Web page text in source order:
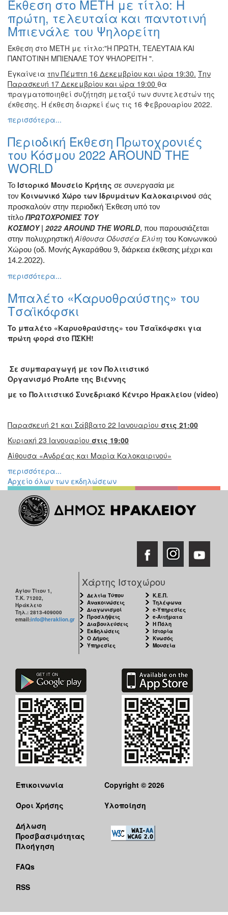
Βιβλίο
Ζωγραφική
Φωτογραφία
Τραγούδι
Κινηματογράφος
Χορός
Θέατρο
Παζάρι
Ειδών
Συνέδρια
Ημερίδες
Διημερίδες
Σεμινάρια-
Διαλέξεις-
Ομιλίες
Διάφορες
Εκθέσεις
Εκδηλώσεις
για
Άλλες
Εκδηλώσεις
ΤΟΠΟΣ
ΜΑΣ
ΠΟΛΙΤΙΣΜΟΣ
ΑΝΘΕΚΤΙΚΗ
ΠΟΛΗ
Έκθεση στο ΜΕΤΗ με τίτλο: Η
πρώτη, τελευταία και παντοτινή
Μπιενάλε του Ψηλορείτη
Έκθεση στο ΜΕΤΗ με τίτλο:"Η ΠΡΩΤΗ, ΤΕΛΕΥΤΑΙΑ ΚΑΙ
ΠΑΝΤΟΤΙΝΗ ΜΠΙΕΝΑΛΕ ΤΟΥ ΨΗΛΟΡΕΙΤΗ ".
Εγκαίνεια την Πέμπτη 16 Δεκεμβρίου και ώρα 19:30. Την
Παρασκευή 17 Δεκεμβρίου και ώρα 19:00 θα
πραγματοποιηθεί συζήτηση μεταξύ των συντελεστών της
έκθεσης. Η έκθεση διαρκεί έως τις 16 Φεβρουαρίου 2022.
περισσότερα...
Περιοδική Έκθεση Πρωτοχρονιές
του Κόσμου 2022 AROUND THE
WORLD
Το Ιστορικό Μουσείο Κρήτης σε συνεργασία με
τον Κοινωνικό Χώρο των Ιδρυμάτων Καλοκαιρινού σάς
προσκαλούν στην περιοδική Έκθεση υπό τον
τίτλο ΠΡΩΤΟΧΡΟΝΙΕΣ ΤΟΥ
ΚΟΣΜΟΥ| 2022AROUND THE WORLD, που παρουσιάζεται
στην πολυχρηστική Αίθουσα Οδυσσέα Ελύτη του Κοινωνικού
Χώρου (οδ. Μονής Αγκαράθου 9, διάρκεια έκθεσης μέχρι και
14.2.2022).
περισσότερα...
Μπαλέτο «Καρυοθραύστης» του
Τσαϊκόφσκι
To μπαλέτο «Καρυοθραύστης» του Τσαϊκόφσκι για
πρώτη φορά στο ΠΣΚΗ!
Σε συμπαραγωγή με τον Πολιτιστικό
Οργανισμό ProArte της Βιέννης
με το Πολιτιστικό Συνεδριακό Κέντρο Ηρακλείου (video)
Παρασκευή 21 και Σάββατο 22 Ιανουαρίου στις 21:00
Κυριακή 23 Ιανουαρίου στις 19:00
Αίθουσα «Ανδρέας και Μαρία Καλοκαιρινού»
περισσότερα...
Αρχείο όλων των εκδηλώσεων
Αγίου Τίτου 1,
Τ.Κ. 71202,
Ηράκλειο
Τηλ.: 2813-409000
email:info@heraklion.gr
Χάρτης Ιστοχώρου
Δελτία Τύπου
Ανακοινώσεις
Διαγωνισμοί
Προσλήψεις
Διαβουλεύσεις
Εκδηλώσεις
Ο Δήμος
Υπηρεσίες
Κ.Ε.Π.
Τηλέφωνα
e-Υπηρεσίες
e-Αιτήματα
Η Πόλη
Ιστορία
Κνωσός
Μουσεία
Επικοινωνία
Όροι Χρήσης
Δήλωση
Προσβασιμότητας
Πλοήγηση
FAQs
RSS
Copyright © 2026
Υλοποίηση